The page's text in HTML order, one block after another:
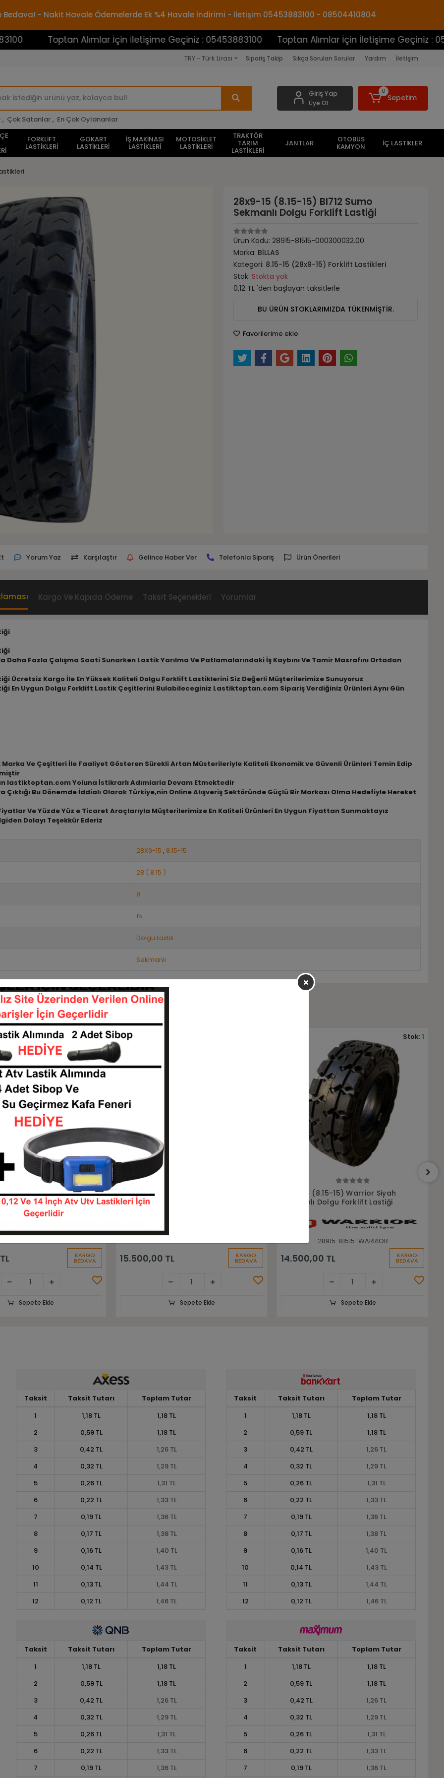
Bedava! - Nakit Havale Ödemelerde Ek %4 Havale İndirimi - İletişim 05453883100 - 08504410804
Toptan Alımlar İçin İletişime Geçiniz : 05453883100 Toptan Alımlar İçin İletişime Geçiniz :
TRY - Türk Lirası Sipariş Takip Sıkça Sorulan Sorular Yardım İletişim
, Çok Satanlar , En Çok Oylananlar
Giriş Yap
Üye Ol
0
Sepetim
FORKLİFT
LASTİKLERİ
GOKART
LASTİKLERİ
İŞ MAKİNASI
LASTİKLERİ
MOTOSİKLET
LASTİKLERİ
TRAKTÖR
TARIM
LASTİKLERİ
JANTLAR OTOBÜS
KAMYON İÇ LASTİKLER
28x9-15 (8.15-15) Bl712 Sumo
Sekmanlı Dolgu Forklift Lastiği
Ürün Kodu:28915-81515-000300032.00
Marka: BİLLAS
Kategori: 8.15-15 (28x9-15) Forklift Lastikleri
Stok: Stokta yok
0,12 TL 'den başlayan taksitlerle
BU ÜRÜN STOKLARIMIZDA TÜKENMİŞTİR.
Favorilerime ekle
Yorum Yaz Karşılaştır Gelince Haber Ver Telefonla Sipariş Ürün Önerileri
Kargo Ve Kapıda Ödeme Taksit Seçenekleri Yorumlar
Fazla Çalışma Saati Sunarken Lastik Yarılma Ve Patlamalarındaki İş Kaybını Ve Tamir Masrafını Ortadan
Ücretsiz Kargo İle En Yüksek Kaliteli Dolgu Forklift Lastiklerini Siz Değerli Müşterilerimize Sunuyoruz
En Uygun Dolgu Forklift Lastik Çeşitlerini Bulabileceginiz Lastiktoptan.com Sipariş Verdiğiniz Ürünleri Aynı Gün
Ve Çeşitleri İle Faaliyet Gösteren Sürekli Artan Müsterileriyle Kaliteli Ekonomik ve Güvenli Ürünleri Temin Edip
lastiktoptan.com Yoluna İstikrarlı Adımlarla Devam Etmektedir
Bu Dönemde İddialı Olarak Türkiye,nin Online Alışveriş Sektöründe Güçlü Bir Markası Olma Hedefiyle Hereket
Ve Yüzde Yüz e Ticaret Araçlarıyla Müşterilerimize En Kaliteli Ürünleri En Uygun Fiyattan Sunmaktayız
Dolayı Teşekkür Ederiz
28X9-15 , 8.15-15
28 ( 8.15 )
9
15
Dolgu Lastik
Sekmanlı
Benzer Ürünler
Sepete Ekle
15) Maximum Siyah
Forklift Lastiği
81515-MAXİMUM
KARGO
BEDAVA
Stok:2
Sepete Ekle
28x9-15 (8.15-15) Warrior Siyah
Sekmanlı Dolgu Forklift Lastiği
28915-81515-WARRİOR
14.500,00 TL KARGO
BEDAVA
Sepete Ekle
Sepete Ekle
28x9-15 (8.15-15) Galaxy Liftop
Segmanlı Beyaz İz Bırakmayan
28915-81515-LGX00048
28.335,85 TL KARGO
BEDAVA
Stok:10
Sepete Ekle
Taksit Taksit Tutarı
Toplam Tutar
1
1,18 TL
1,18 TL
2
0,59 TL
1,18 TL
3
0,42 TL
1,26 TL
4
0,32 TL
1,29 TL
5
0,26 TL
1,31 TL
6
0,22 TL
1,33 TL
7
0,19 TL
1,36 TL
8
0,17 TL
1,38 TL
9
0,16 TL
1,40 TL
10
0,14 TL
1,43 TL
11
0,13 TL
1,44 TL
12
0,12 TL 1,46 TL
Taksit Taksit Tutarı
Toplam Tutar
1
1,18 TL
1,18 TL
2
0,59 TL
1,18 TL
3
0,42 TL
1,26 TL
4
0,32 TL
1,29 TL
5
0,26 TL
1,31 TL
6
0,22 TL
1,33 TL
7
0,19 TL
1,36 TL
8
0,17 TL
1,38 TL
9
0,16 TL
1,40 TL
10
0,14 TL
1,43 TL
11
0,13 TL
1,44 TL
12
0,12 TL 1,46 TL
Taksit Taksit Tutarı
Toplam Tutar
1
1,18 TL
1,18 TL
2
0,59 TL
1,18 TL
3
0,42 TL
1,26 TL
4
0,32 TL
1,29 TL
5
0,26 TL
1,31 TL
6
0,22 TL
1,33 TL
7
0,19 TL 1,36 TL
Taksit Taksit Tutarı
Toplam Tutar
1
1,18 TL
1,18 TL
2
0,59 TL
1,18 TL
3
0,42 TL
1,26 TL
4
0,32 TL
1,29 TL
5
0,26 TL
1,31 TL
6
0,22 TL
1,33 TL
7
0,19 TL 1,36 TL